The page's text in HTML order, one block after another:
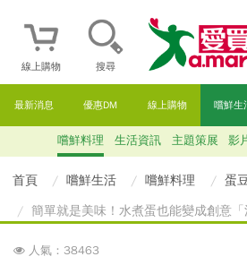
線上購物 搜尋
最新消息 優惠DM 線上購物 嚐鮮生
嚐鮮料理 生活資訊 主題策展 影
首頁 嚐鮮生活 嚐鮮料理
蛋
簡單就是美味！水煮蛋也能變成創意「
人氣：38463